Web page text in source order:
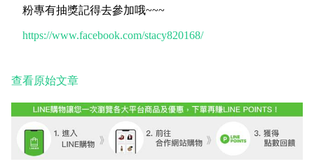
粉專有抽獎記得去參加哦~~~
https://www.facebook.com/stacy820168/
查看原始文章